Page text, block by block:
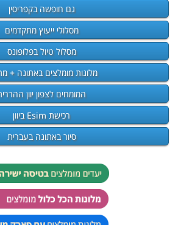
גם חופשה בקפריסין
מסלולי ייעוץ מתקדמים
מסלול טיול בפלופונס
מלונות מומלצים באתונה +
המומחים לצפון יוון
רכישת Esim ביוון
סיור באתונה בעברית